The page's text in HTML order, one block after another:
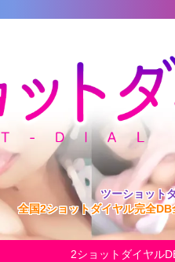
ツーシ
ツーショット
全国2ショットダイヤル完全
2ショットダイヤル